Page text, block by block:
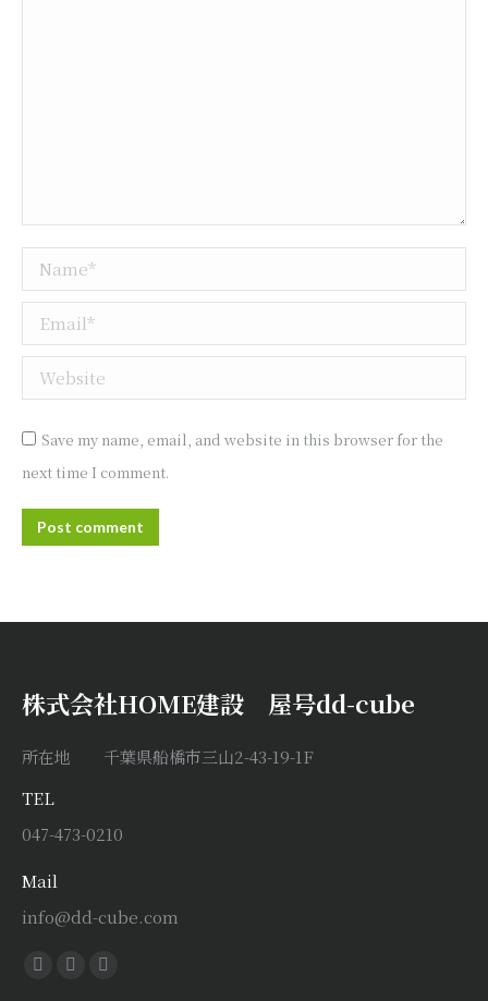
Name *
Email *
Website
Save my name, email, and website in this browser for the
next time I comment.
Post comment
株式会社HOME建設 屋号dd-cube
所在地 千葉県船橋市三山2-43-19-1F
TEL
047-473-0210
Mail
info@dd-cube.com
Find us on:
Facebook
X
Instagram